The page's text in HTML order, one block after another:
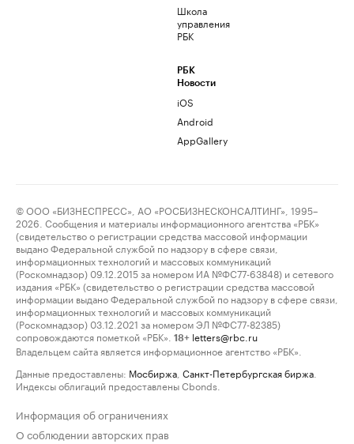
Школа
управления
РБК
РБК
Новости
iOS
Android
AppGallery
© ООО «БИЗНЕСПРЕСС», АО «РОСБИЗНЕСКОНСАЛТИНГ», 1995–
2026. Сообщения и материалы информационного агентства «РБК»
(свидетельство о регистрации средства массовой информации
выдано Федеральной службой по надзору в сфере связи,
информационных технологий и массовых коммуникаций
(Роскомнадзор) 09.12.2015 за номером ИА №ФС77-63848) и сетевого
издания «РБК» (свидетельство о регистрации средства массовой
информации выдано Федеральной службой по надзору в сфере связи,
информационных технологий и массовых коммуникаций
(Роскомнадзор) 03.12.2021 за номером ЭЛ №ФС77-82385)
сопровождаются пометкой «РБК».
18+ letters@rbc.ru
Владельцем сайта является информационное агентство «РБК».
Данные предоставлены: Мосбиржа Санкт-Петербургская биржа
Индексы облигаций предоставлены Cbonds.
Информация об ограничениях
О соблюдении авторских прав